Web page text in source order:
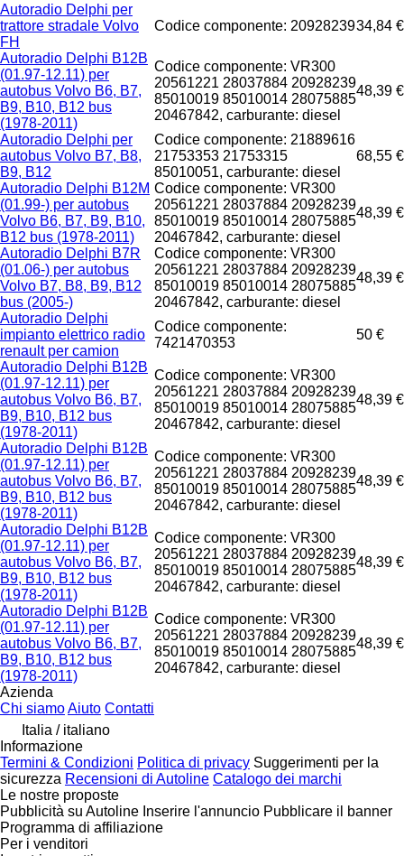
Autoradio Delphi per
trattore stradale Volvo
FH
Codice componente: 2092823934,84 €
Autoradio Delphi B12B
(01.97-12.11) per
autobus Volvo B6, B7,
B9, B10, B12 bus
(1978-2011)
Codice componente: VR300
20561221 28037884 20928239
85010019 85010014 28075885
20467842, carburante: diesel
48,39 €
Autoradio Delphi per
autobus Volvo B7, B8,
B9, B12
Codice componente: 21889616
21753353 21753315
85010051, carburante: diesel
68,55 €
Autoradio Delphi B12M
(01.99-) per autobus
Volvo B6, B7, B9, B10,
B12 bus (1978-2011)
Codice componente: VR300
20561221 28037884 20928239
85010019 85010014 28075885
20467842, carburante: diesel
48,39 €
Autoradio Delphi B7R
(01.06-) per autobus
Volvo B7, B8, B9, B12
bus (2005-)
Codice componente: VR300
20561221 28037884 20928239
85010019 85010014 28075885
20467842, carburante: diesel
48,39 €
Autoradio Delphi
impianto elettrico radio
renault per camion
Codice componente:
7421470353
50 €
Autoradio Delphi B12B
(01.97-12.11) per
autobus Volvo B6, B7,
B9, B10, B12 bus
(1978-2011)
Codice componente: VR300
20561221 28037884 20928239
85010019 85010014 28075885
20467842, carburante: diesel
48,39 €
Autoradio Delphi B12B
(01.97-12.11) per
autobus Volvo B6, B7,
B9, B10, B12 bus
(1978-2011)
Codice componente: VR300
20561221 28037884 20928239
85010019 85010014 28075885
20467842, carburante: diesel
48,39 €
Autoradio Delphi B12B
(01.97-12.11) per
autobus Volvo B6, B7,
B9, B10, B12 bus
(1978-2011)
Codice componente: VR300
20561221 28037884 20928239
85010019 85010014 28075885
20467842, carburante: diesel
48,39 €
Autoradio Delphi B12B
(01.97-12.11) per
autobus Volvo B6, B7,
B9, B10, B12 bus
(1978-2011)
Codice componente: VR300
20561221 28037884 20928239
85010019 85010014 28075885
20467842, carburante: diesel
48,39 €
Azienda
Chi siamoAiuto Contatti
Italia / italiano
Informazione
Termini & Condizioni Politica di privacy Suggerimenti per la
sicurezza Recensioni di Autoline Catalogo dei marchi
Le nostre proposte
Pubblicità su Autoline Inserire l'annuncio Pubblicare il banner
Programma di affiliazione
Per i venditori